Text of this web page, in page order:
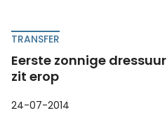
TRANSFER
Eerste zonnige
zit erop
24-07-2014